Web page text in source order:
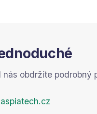
obdržíte podrobný